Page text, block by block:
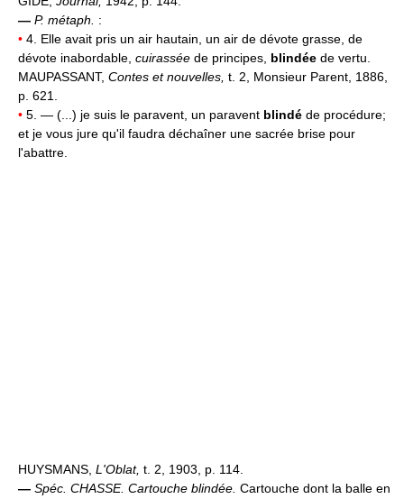
— P. métaph.
:
• 4. Elle avait pris un air hautain, un air de dévote grasse, de
dévote inabordable, cuirassée de principes, blindée de vertu.
MAUPASSANT, Contes et nouvelles, t. 2, Monsieur Parent, 1886,
p. 621.
• 5. — (...) je suis le paravent, un paravent blindé de procédure;
et je vous jure qu'il faudra déchaîner une sacrée brise pour
l'abattre.
HUYSMANS, L'Oblat, t. 2, 1903, p. 114.
— Spéc. CHASSE. Cartouche blindée. Cartouche dont la balle en